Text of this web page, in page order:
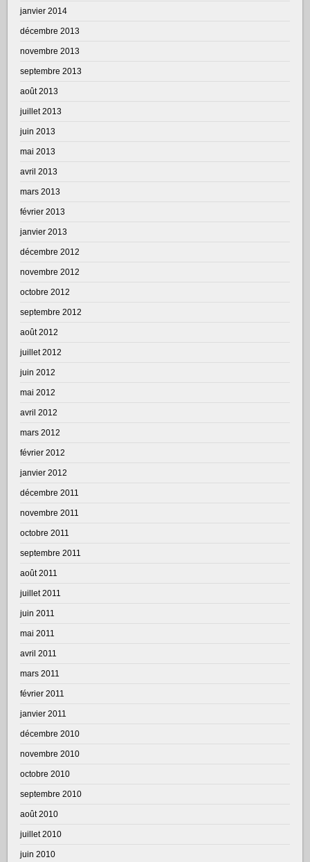
janvier 2014
décembre 2013
novembre 2013
septembre 2013
août 2013
juillet 2013
juin 2013
mai 2013
avril 2013
mars 2013
février 2013
janvier 2013
décembre 2012
novembre 2012
octobre 2012
septembre 2012
août 2012
juillet 2012
juin 2012
mai 2012
avril 2012
mars 2012
février 2012
janvier 2012
décembre 2011
novembre 2011
octobre 2011
septembre 2011
août 2011
juillet 2011
juin 2011
mai 2011
avril 2011
mars 2011
février 2011
janvier 2011
décembre 2010
novembre 2010
octobre 2010
septembre 2010
août 2010
juillet 2010
juin 2010